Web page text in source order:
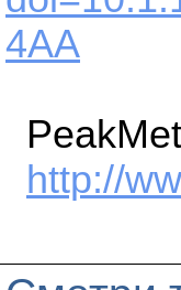
4AA
http://